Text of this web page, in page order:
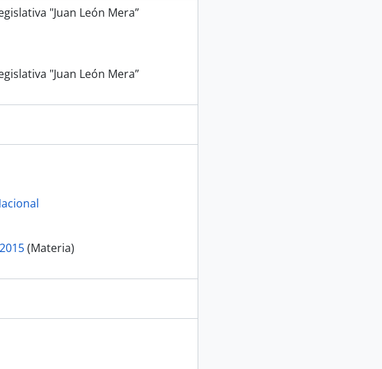
"Juan León Mera”
"Juan León Mera”
(Materia)